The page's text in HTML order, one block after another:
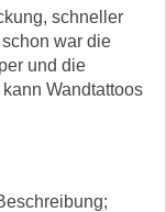
schneller
war die
und die
Wandtattoos